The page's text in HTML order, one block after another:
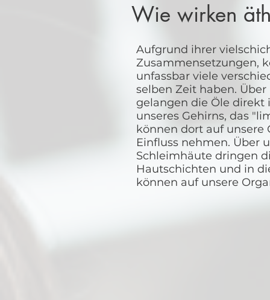
Aufgrund ihrer
Zusammensetzungen,
unfassbar viele
selben Zeit haben.
gelangen die Öle direkt
unseres Gehirns, das
können dort auf unsere
Einfluss nehmen. Über
Schleimhäute dringen
Hautschichten und in
können auf unsere
Wie wirken